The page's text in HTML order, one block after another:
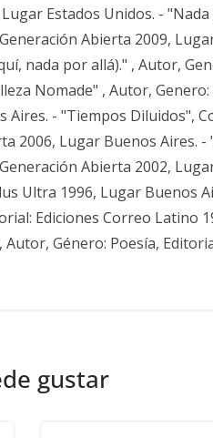
Estados Unidos. -
Abierta 2009,
nada por allá)." , Autor,
Nomade" , Autor,
Aires. - "Tiempos Diluidos",
2006, Lugar Buenos Aires.
Abierta 2002,
Ultra 1996, Lugar Buenos
Ediciones Correo Latino
Género: Poesía,
gustar